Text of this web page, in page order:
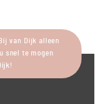
van Dijk alleen
snel te mogen